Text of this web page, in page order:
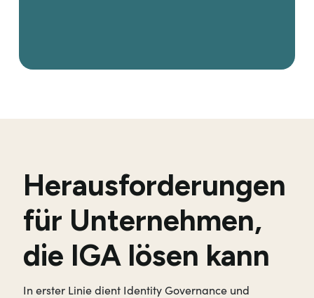
Herausforderungen
für Unternehmen,
die IGA lösen kann
In erster Linie dient Identity Governance und